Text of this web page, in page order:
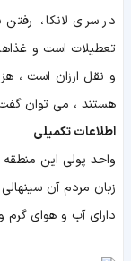
در سری لانکا،
تعطیلات است و
و نقل ارزان است ،
هستند ، می توان
اطلاعات تکمیلی
واحد پولی این منطقه
زبان مردم آن
دارای آب و هوای